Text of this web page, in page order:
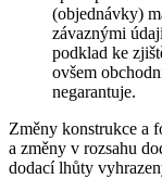
(objednávky)
závaznými
podklad ke
ovšem
negarantuje.
Změny konstrukce a
a změny v rozsahu
dodací lhůty